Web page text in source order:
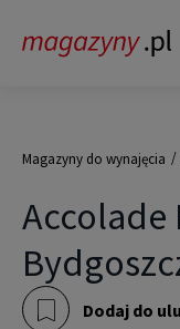
Magazyny do wynajęcia /
Accolade
Dodaj do